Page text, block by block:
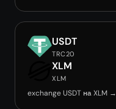
USDT
TRC20
XLM
XLM
exchange USDT на XLM →